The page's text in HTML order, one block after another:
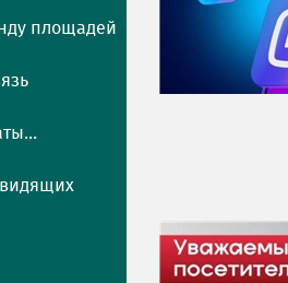
площадей